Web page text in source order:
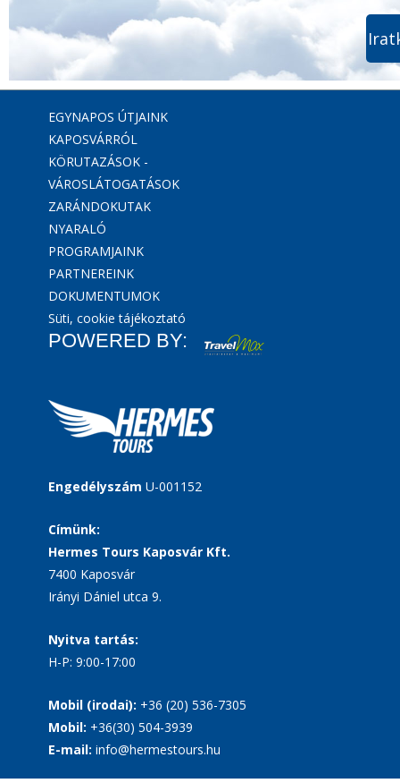
EGYNAPOS ÚTJAINK
KAPOSVÁRRÓL
KÖRUTAZÁSOK -
VÁROSLÁTOGATÁSOK
ZARÁNDOKUTAK
NYARALÓ
PROGRAMJAINK
PARTNEREINK
DOKUMENTUMOK
Süti, cookie tájékoztató
POWERED BY:
Engedélyszám U-001152
Címünk:
Hermes Tours Kaposvár Kft.
7400 Kaposvár
Irányi Dániel utca 9.
Nyitva tartás:
H-P: 9:00-17:00
Mobil (irodai): +36 (20) 536-7305
Mobil: +36(30) 504-3939
E-mail: info@hermestours.hu